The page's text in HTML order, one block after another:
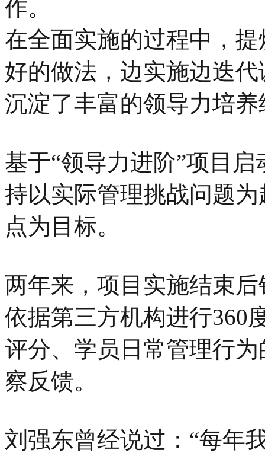
作。
在全面实施的过程中，
好的做法，边实施边迭
沉淀了丰富的领导力培养
基于“领导力进阶”项目
持以实际管理挑战问题
点为目标。
两年来，项目实施结束
依据第三方机构进行360
评分、学员日常管理行
察反馈。
刘强东曾经说过：“每年